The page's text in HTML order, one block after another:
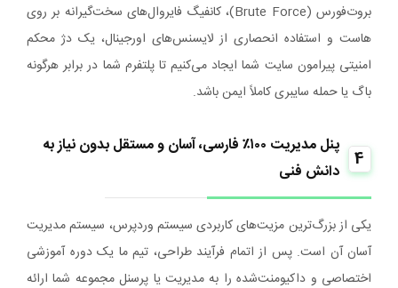
بروت‌فورس (Brute Force)، کانفیگ فایروال‌های سخت‌گیرانه بر روی
هاست و استفاده انحصاری از لایسنس‌های اورجینال، یک دژ محکم
امنیتی پیرامون سایت شما ایجاد می‌کنیم تا پلتفرم شما در برابر هرگونه
باگ یا حمله سایبری کاملاً ایمن باشد.
4
پنل مدیریت ۱۰۰٪ فارسی، آسان و مستقل بدون نیاز به
دانش فنی
یکی از بزرگ‌ترین مزیت‌های کاربردی سیستم وردپرس، سیستم مدیریت
آسان آن است. پس از اتمام فرآیند طراحی، تیم ما یک دوره آموزشی
اختصاصی و داکیومنت‌شده را به مدیریت یا پرسنل مجموعه شما ارائه